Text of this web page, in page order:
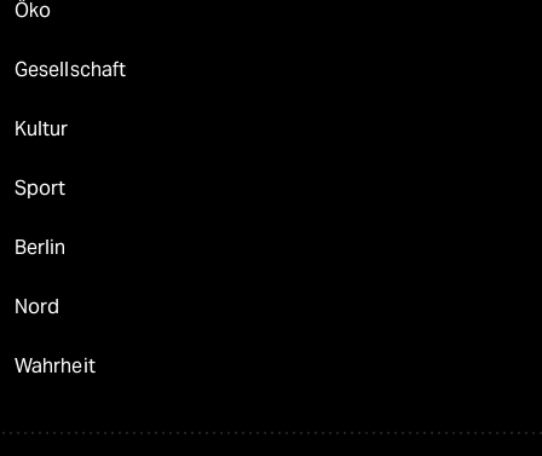
Öko
Gesellschaft
Kultur
Sport
Berlin
Nord
Wahrheit